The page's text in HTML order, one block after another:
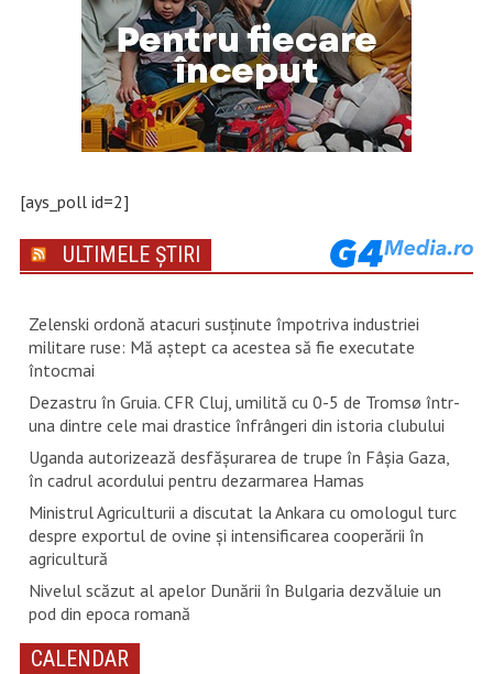
[ays_poll id=2]
ULTIMELE ȘTIRI
Zelenski ordonă atacuri susţinute împotriva industriei
militare ruse: Mă aştept ca acestea să fie executate
întocmai
Dezastru în Gruia. CFR Cluj, umilită cu 0-5 de Tromsø într-
una dintre cele mai drastice înfrângeri din istoria clubului
Uganda autorizează desfăşurarea de trupe în Fâşia Gaza,
în cadrul acordului pentru dezarmarea Hamas
Ministrul Agriculturii a discutat la Ankara cu omologul turc
despre exportul de ovine și intensificarea cooperării în
agricultură
Nivelul scăzut al apelor Dunării în Bulgaria dezvăluie un
pod din epoca romană
CALENDAR